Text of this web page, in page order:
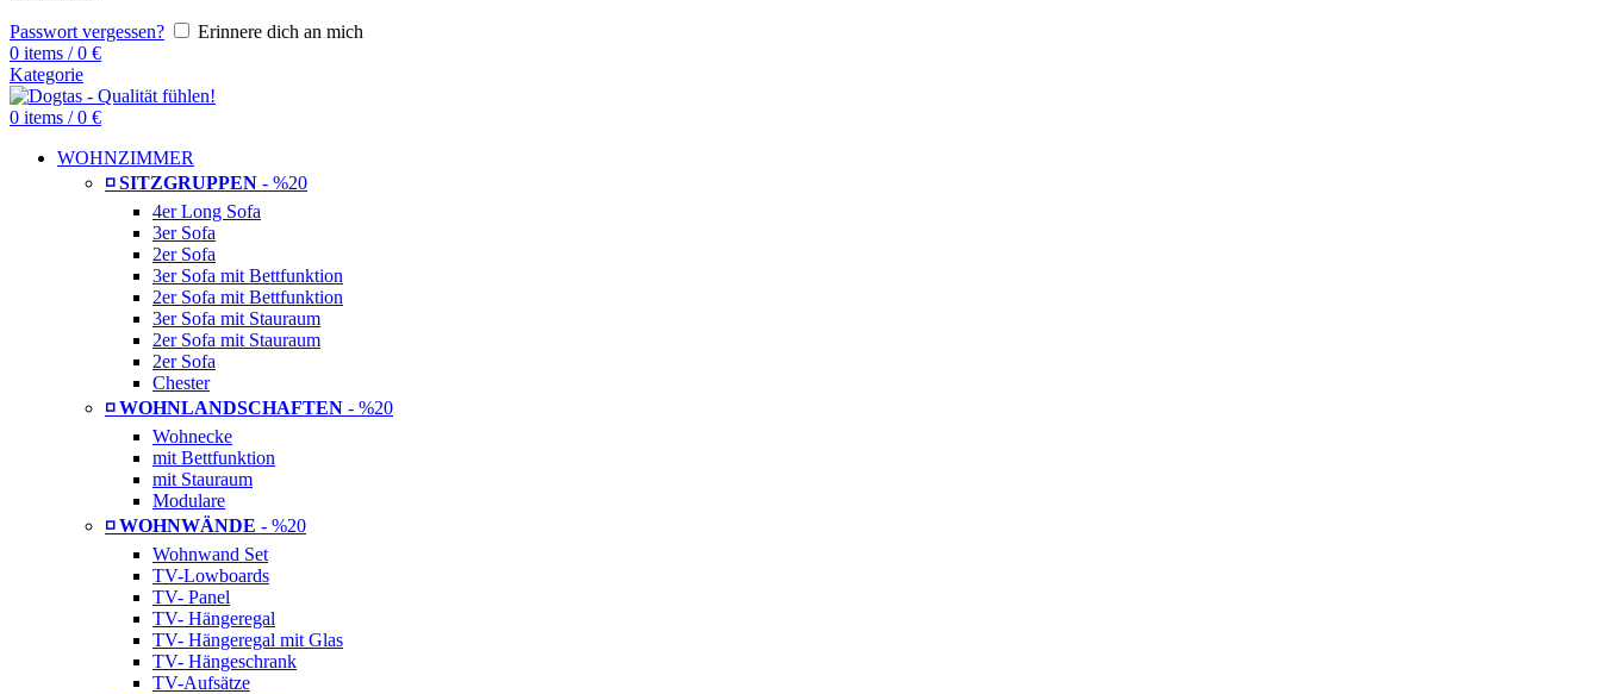
Passwort vergessen?
Erinnere dich an mich
0 items / 0 €
Kategorie
0 items / 0 €
WOHNZIMMER
◽ SITZGRUPPEN - %20
4er Long Sofa
3er Sofa
2er Sofa
3er Sofa mit Bettfunktion
2er Sofa mit Bettfunktion
3er Sofa mit Stauraum
2er Sofa mit Stauraum
2er Sofa
Chester
◽ WOHNLANDSCHAFTEN - %20
Wohnecke
mit Bettfunktion
mit Stauraum
Modulare
◽ WOHNWÄNDE - %20
Wohnwand Set
TV-Lowboards
TV- Panel
TV- Hängeregal
TV- Hängeregal mit Glas
TV- Hängeschrank
TV-Aufsätze